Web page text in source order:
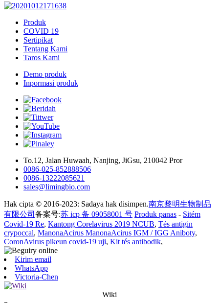
Produk
COVID 19
Sertipikat
Tentang Kami
Taros Kami
Demo produk
Inpormasi produk
To.12, Jalan Huwaah, Nanjing, JiGsu, 210042 Pror
0086-025-852888506
0086-13222085621
sales@limingbio.com
Hak cipta © 2016-2023: Sadaya hak disimpen.南京黎明生物制品
有限公司 备案号:苏 icp 备 09058001 号 Produk panas - Sitém
Covid-19 Re, Kantong Corelavirus 2019 NCUB, Tés antigin
crypoccal, ManonaAcirus ManonaAcirus IGM / IGG Aniboty,
CoronAvirus pikeun covid-19 uji, Kit tés antibodik,
Kirim email
WhatsApp
Victoria-Chen
Wiki